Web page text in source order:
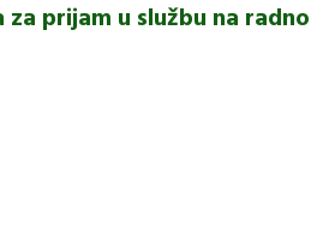
prijam u službu na